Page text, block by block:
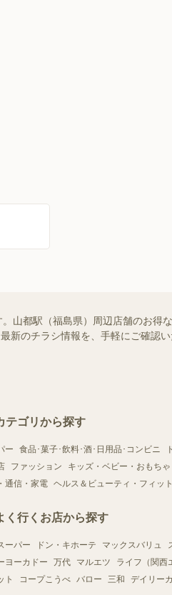
山都駅（福島県）周辺店舗のお得
新のチラシ情報を、手軽にご確認
テゴリから探す
ー 食品･菓子･飲料･酒･日用品･コンビニ
ファッション キッズ・ベビー・おもちゃ
通信・家電 ヘルス＆ビューティ・フィッ
く行くお店から探す
ーパー ドン・キホーテ マックスバリュ
ヨーカドー
万代 マルエツ ライフ（関西
ト
コープこうべ バロー 三和 デイリー